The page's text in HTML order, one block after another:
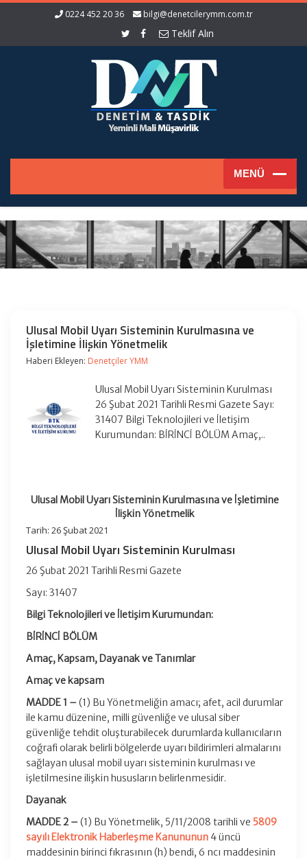
0224 452 20 36 bilgi@denetcilerymm.com.tr
Teklif Alın
Ulusal Mobil Uyarı Sisteminin Kurulmasına ve
İşletimine İlişkin Yönetmelik
Haberi Ekleyen: Denetçiler YMM
Ulusal Mobil Uyarı Sisteminin Kurulması
26 Şubat 2021 Tarihli Resmi Gazete Sayı:
31407 Bilgi Teknolojileri ve İletişim
Kurumundan: BİRİNCİ BÖLÜM Amaç,..
Ulusal Mobil Uyarı Sisteminin Kurulmasına ve İşletimine
İlişkin Yönetmelik
Tarih: 26 Şubat 2021
Ulusal Mobil Uyarı Sisteminin Kurulması
26 Şubat 2021 Tarihli Resmi Gazete
Sayı: 31407
Bilgi Teknolojileri ve İletişim Kurumundan:
BİRİNCİ BÖLÜM
Amaç, Kapsam, Dayanak ve Tanımlar
Amaç ve kapsam
MADDE 1 – (1) Bu Yönetmeliğin amacı; afet, acil durumlar
ile kamu düzenine, milli güvenliğe ve ulusal siber
güvenliğe tehdit oluşturabilecek durumlarda kullanıcıların
coğrafi olarak belirli bölgelerde uyarı bildirimleri almalarını
sağlayan ulusal mobil uyarı sisteminin kurulması ve
işletilmesine ilişkin hususların belirlenmesidir.
Dayanak
MADDE 2 – (1) Bu Yönetmelik, 5/11/2008 tarihli ve 5809
sayılı Elektronik Haberleşme Kanununun 4 üncü
maddesinin birinci fıkrasının (h) bendi, 6 ncı maddesinin